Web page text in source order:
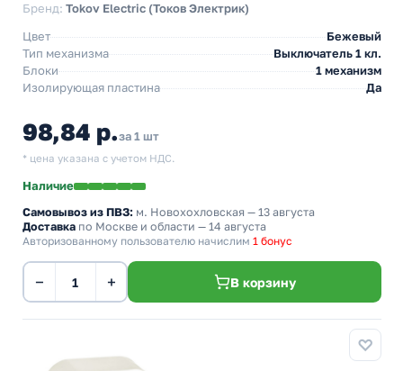
Бренд: Tokov Electric (Токов Электрик)
Цвет
Бежевый
Тип механизма
Выключатель 1 кл.
Блоки
1 механизм
Изолирующая пластина
Да
98,84 р.за 1 шт
* цена указана с учетом НДС.
Наличие
Самовывоз из ПВЗ: м. Новохохловская — 13 августа
Доставка по Москве и области — 14 августа
Авторизованному пользователю начислим 1 бонус
− + В корзину